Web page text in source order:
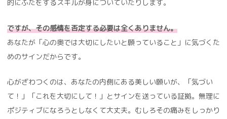
的にふたをするスキルが身についていたりします。
ですが、その感情を否定する必要は全くありません。
あなたが「心の奥では大切にしたいと願っていること」に気づくた
めのサインだからです。
心がざわつくのは、あなたの内側にある美しい願いが、「気づい
て！」「これを大切にして！」とサインを送っている証拠。無理に
ポジティブになろうとしなくて大丈夫。むしろその痛みをしっかり